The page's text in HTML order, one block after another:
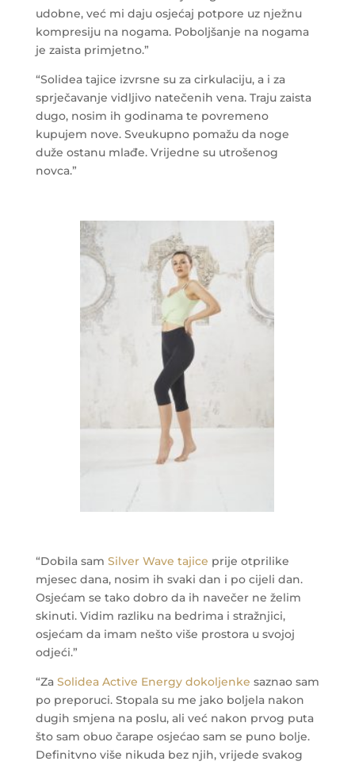
udobne, već mi daju osjećaj potpore uz nježnu
kompresiju na nogama. Poboljšanje na nogama
je zaista primjetno.”
“Solidea tajice izvrsne su za cirkulaciju, a i za
sprječavanje vidljivo natečenih vena. Traju zaista
dugo, nosim ih godinama te povremeno
kupujem nove. Sveukupno pomažu da noge
duže ostanu mlađe. Vrijedne su utrošenog
novca.”
“Dobila sam Silver Wave tajice prije otprilike
mjesec dana, nosim ih svaki dan i po cijeli dan.
Osjećam se tako dobro da ih navečer ne želim
skinuti. Vidim razliku na bedrima i stražnjici,
osjećam da imam nešto više prostora u svojoj
odjeći.”
“Za Solidea Active Energy dokoljenke saznao sam
po preporuci. Stopala su me jako boljela nakon
dugih smjena na poslu, ali već nakon prvog puta
što sam obuo čarape osjećao sam se puno bolje.
Definitvno više nikuda bez njih, vrijede svakog